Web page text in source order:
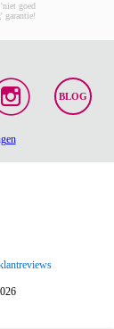
goed
garantie!
BLOG